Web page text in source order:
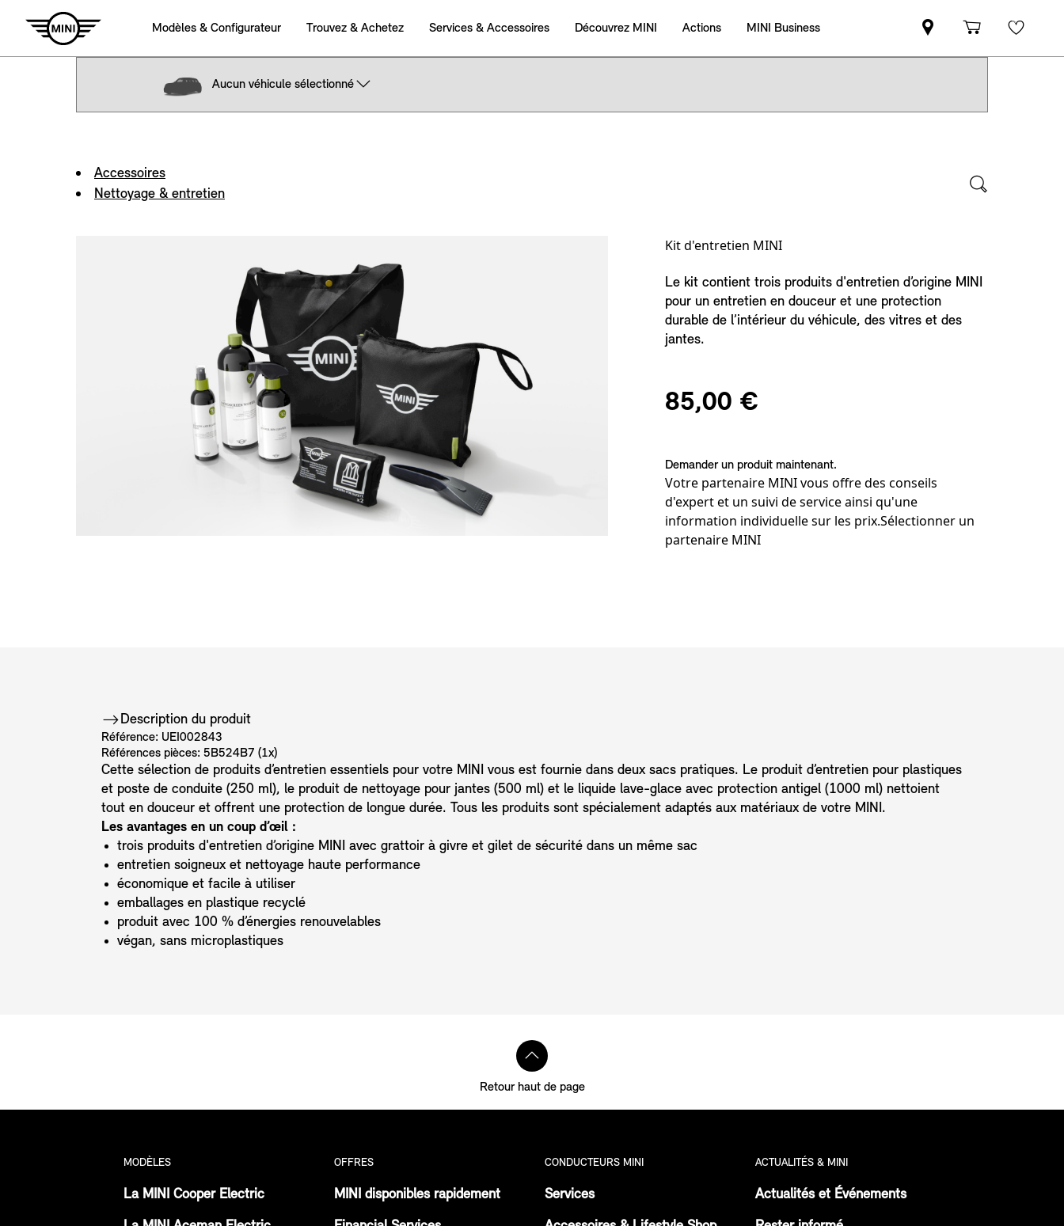
Aucun véhicule sélectionné
Accessoires
Nettoyage & entretien
Kit d'entretien MINI
Le kit contient trois produits d'entretien d’origine MINI
pour un entretien en douceur et une protection
durable de l’intérieur du véhicule, des vitres et des
jantes.
85,00 €
Demander un produit maintenant.
Votre partenaire MINI vous offre des conseils
d'expert et un suivi de service ainsi qu'une
information individuelle sur les prix.Sélectionner un
partenaire MINI
Description du produit
Référence: UEI002843
Références pièces: 5B524B7 (1x)
Cette sélection de produits d’entretien essentiels pour votre MINI vous est fournie dans deux sacs pratiques. Le produit d’entretien pour plastiques
et poste de conduite (250 ml), le produit de nettoyage pour jantes (500 ml) et le liquide lave-glace avec protection antigel (1000 ml) nettoient
tout en douceur et offrent une protection de longue durée. Tous les produits sont spécialement adaptés aux matériaux de votre MINI.
Les avantages en un coup d’œil :
trois produits d'entretien d’origine MINI avec grattoir à givre et gilet de sécurité dans un même sac
entretien soigneux et nettoyage haute performance
économique et facile à utiliser
emballages en plastique recyclé
produit avec 100 % d’énergies renouvelables
végan, sans microplastiques